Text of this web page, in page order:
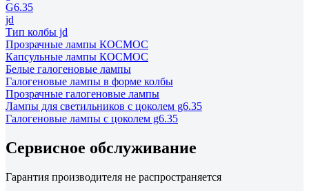
G6.35
jd
Тип колбы jd
Прозрачные лампы КОСМОС
Капсульные лампы КОСМОС
Белые галогеновые лампы
Галогеновые лампы в форме колбы
Прозрачные галогеновые лампы
Лампы для светильников с цоколем g6.35
Галогеновые лампы с цоколем g6.35
Сервисное обслуживание
Гарантия производителя не распространяется